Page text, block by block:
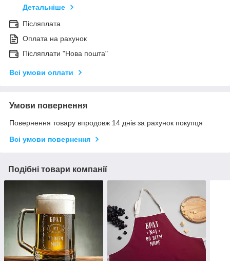
Детальніше
Післяплата
Оплата на рахунок
Післяплати "Нова пошта"
Всі умови оплати
Умови повернення
Повернення товару впродовж 14 днів за рахунок покупця
Всі умови повернення
Подібні товари компанії